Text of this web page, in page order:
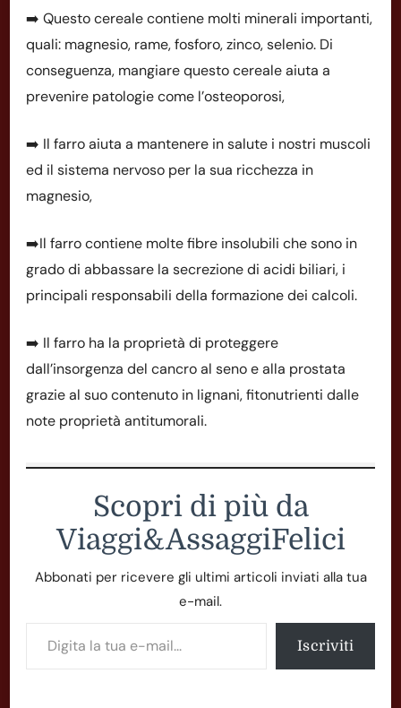
➡️ Questo cereale contiene molti minerali importanti,
quali: magnesio, rame, fosforo, zinco, selenio. Di
conseguenza, mangiare questo cereale aiuta a
prevenire patologie come l’osteoporosi,
➡️ Il farro aiuta a mantenere in salute i nostri muscoli
ed il sistema nervoso per la sua ricchezza in
magnesio,
➡️Il farro contiene molte fibre insolubili che sono in
grado di abbassare la secrezione di acidi biliari, i
principali responsabili della formazione dei calcoli.
➡️ Il farro ha la proprietà di proteggere
dall’insorgenza del cancro al seno e alla prostata
grazie al suo contenuto in lignani, fitonutrienti dalle
note proprietà antitumorali.
Scopri di più da
Viaggi&AssaggiFelici
Abbonati per ricevere gli ultimi articoli inviati alla tua
e-mail.
Iscriviti